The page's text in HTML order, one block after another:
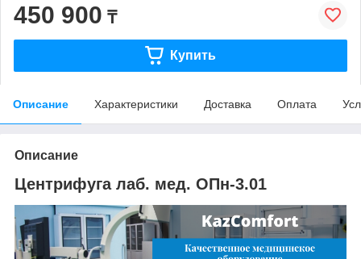
450 900 ₸
Купить
Описание Характеристики Доставка Оплата
Описание
Центрифуга лаб. мед. ОПн-3.01